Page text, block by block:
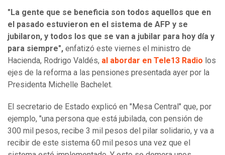
"La gente que se beneficia son todos aquellos que en
el pasado estuvieron en el sistema de AFP y se
jubilaron, y todos los que se van a jubilar para hoy día y
para siempre", enfatizó este viernes el ministro de
Hacienda, Rodrigo Valdés, al abordar en Tele13 Radio los
ejes de la reforma a las pensiones presentada ayer por la
Presidenta Michelle Bachelet.
El secretario de Estado explicó en "Mesa Central" que, por
ejemplo, "una persona que está jubilada, con pensión de
300 mil pesos, recibe 3 mil pesos del pilar solidario, y va a
recibir de este sistema 60 mil pesos una vez que el